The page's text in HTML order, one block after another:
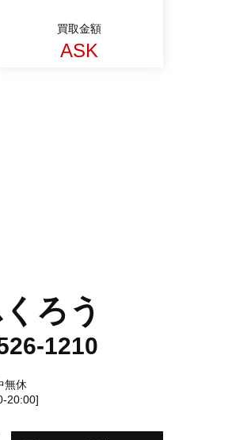
買取金額
ASK
ろう
1210
無休
20:00]